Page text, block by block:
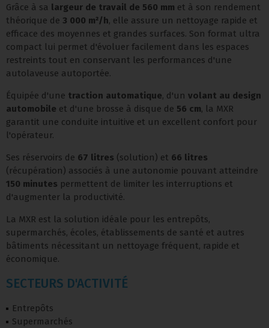
Grâce à sa largeur de travail de 560 mm et à son rendement
théorique de 3 000 m²/h, elle assure un nettoyage rapide et
efficace des moyennes et grandes surfaces. Son format ultra
compact lui permet d'évoluer facilement dans les espaces
restreints tout en conservant les performances d'une
autolaveuse autoportée.
Équipée d'une traction automatique, d'un volant au design
automobile et d'une brosse à disque de 56 cm, la MXR
garantit une conduite intuitive et un excellent confort pour
l'opérateur.
Ses réservoirs de 67 litres (solution) et 66 litres
(récupération) associés à une autonomie pouvant atteindre
150 minutes permettent de limiter les interruptions et
d'augmenter la productivité.
La MXR est la solution idéale pour les entrepôts,
supermarchés, écoles, établissements de santé et autres
bâtiments nécessitant un nettoyage fréquent, rapide et
économique.
SECTEURS D'ACTIVITÉ
Entrepôts
Supermarchés